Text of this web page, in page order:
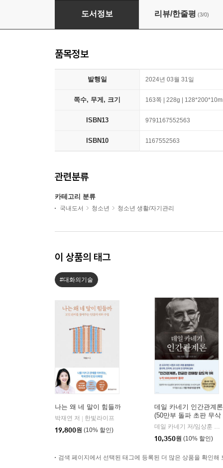
불편한 상황에서도 할 말은 하고 싶어
도서정보 리뷰/한줄평 (3/0)
품목정보
발행일 2024년 03월 31일
쪽수, 무게, 크기 163쪽 | 228g |
ISBN13 9791167552563
ISBN10 1167552563
관련분류
카테고리 분류
국내도서 청소년 청소년 생활/자기관리
이 상품의 태그
#대화의기술
나는 왜 네 말이 힘들까
박재연 저
한빛라이프
19,800원 (10% 할인)
데일 카네기 인간관계론
(50만부 돌파 초판 무삭
제 완역본)
데일 카네기 저/임상훈 역
10,350원 (10% 할인)
검색 페이지에서 선택된 태그에 등록된 더 많은 상품을 확인해